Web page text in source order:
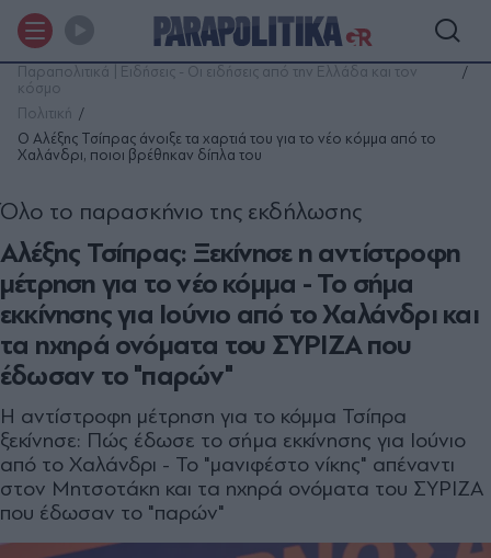
Παραπολιτικά | Ειδήσεις - Οι ειδήσεις από την Ελλάδα και τον
κόσμο
Πολιτική
Ο Αλέξης Τσίπρας άνοιξε τα χαρτιά του για το νέο κόμμα από το
Χαλάνδρι, ποιοι βρέθηκαν δίπλα του
Αλέξης Τσίπρας: Ξεκίνησε η αντίστροφη
μέτρηση για το νέο κόμμα - Το σήμα
εκκίνησης για Ιούνιο από το Χαλάνδρι και
τα ηχηρά ονόματα του ΣΥΡΙΖΑ που
έδωσαν το "παρών"
Όλο το παρασκήνιο της εκδήλωσης
Η αντίστροφη μέτρηση για το κόμμα Τσίπρα
ξεκίνησε: Πώς έδωσε το σήμα εκκίνησης για Ιούνιο
από το Χαλάνδρι - Το "μανιφέστο νίκης" απέναντι
στον Μητσοτάκη και τα ηχηρά ονόματα του ΣΥΡΙΖΑ
που έδωσαν το "παρών"